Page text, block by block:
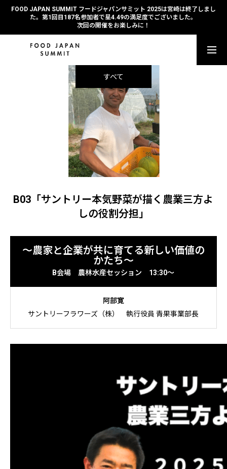
FOOD JAPAN SUMMIT フードジャパンサミット 2025は宮崎は終了しまし
た。第1回目187名参加者で星4.49の満足度でございました。
次回の開催をお楽しみに！
参
セッションのご紹介
タイムテーブル
ご登壇者ご紹介
パスチケットのご料金
お申し込みはこちら
アクセス（会場のご案内）
特定商取引法に基づく表記
すべて
B03「サントリー本気野菜が描く農業三方よ
しの役割分担」
〜農家と企業が共に育てる新しい価値の
かたち〜
B会場 農林水産セッション 13:30〜
阿部寛
サントリーフラワーズ（株）
執行役員 青果事業部長